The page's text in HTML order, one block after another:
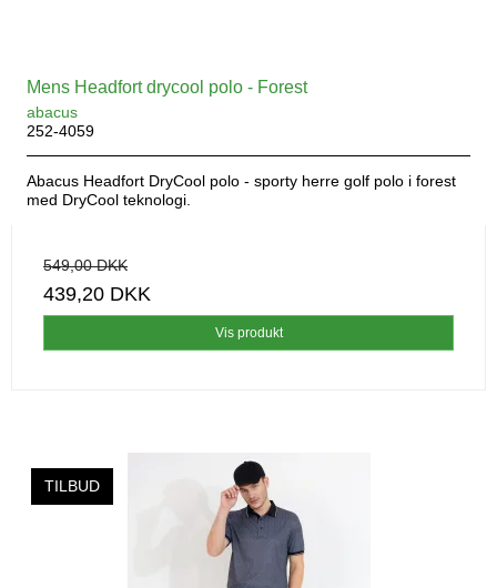
Mens Headfort drycool polo - Forest
abacus
252-4059
Abacus Headfort DryCool polo - sporty herre golf polo i forest
med DryCool teknologi.
549,00 DKK
439,20 DKK
Vis produkt
TILBUD